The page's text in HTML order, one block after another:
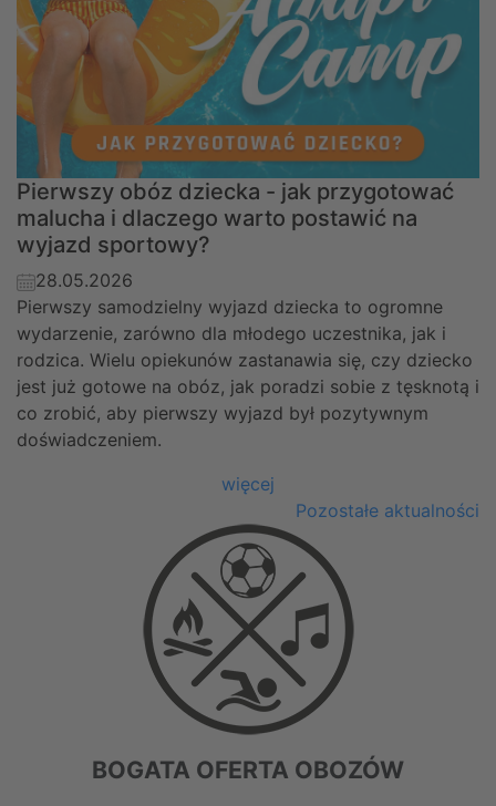
Pierwszy obóz dziecka - jak przygotować
malucha i dlaczego warto postawić na
wyjazd sportowy?
28.05.2026
Pierwszy samodzielny wyjazd dziecka to ogromne
wydarzenie, zarówno dla młodego uczestnika, jak i
rodzica. Wielu opiekunów zastanawia się, czy dziecko
jest już gotowe na obóz, jak poradzi sobie z tęsknotą i
co zrobić, aby pierwszy wyjazd był pozytywnym
doświadczeniem.
więcej
Pozostałe aktualności
BOGATA OFERTA OBOZÓW